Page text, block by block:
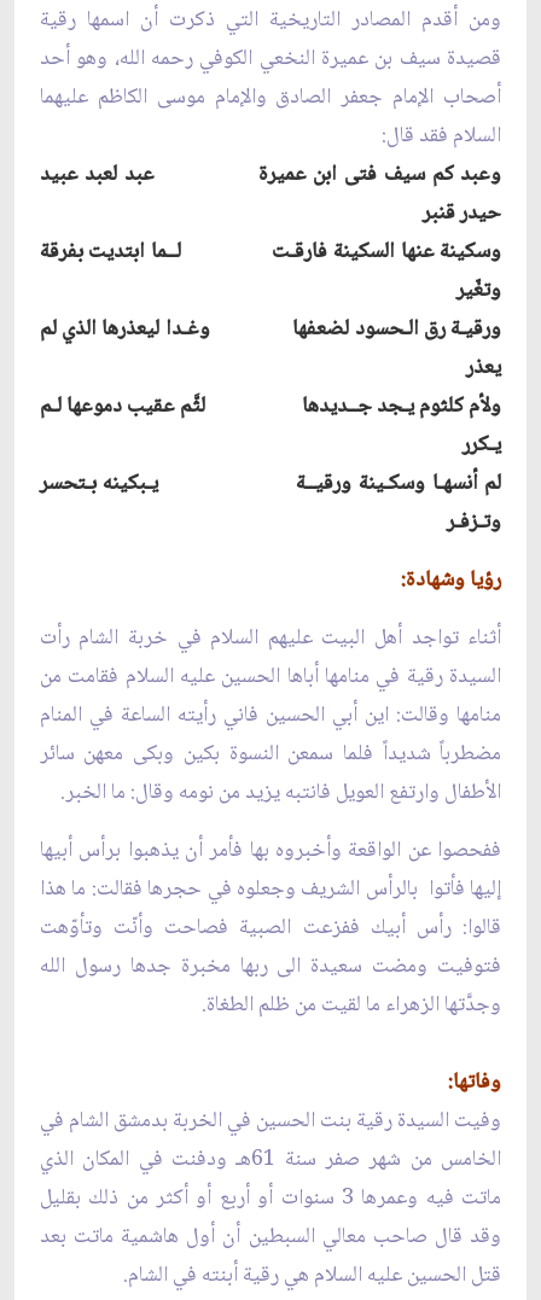
ومن أقدم المصادر التاريخية التي ذكرت أن اسمها رقية
قصيدة سيف بن عميرة النخعي الكوفي رحمه الله، وهو أحد
أصحاب الإمام جعفر الصادق والإمام موسى الكاظم عليهما
السلام فقد قال:
وعبد كم سيف فتى ابن عميرة عبد لعبد عبيد
حيدر قنبر
وسكينة عنها السكينة فارقـت لــما ابتديت بفرقة
وتغّير
ورقيـة رق الـحسود لضعفها وغـدا ليعذرها الذي لم
يعذر
ولأم كلثوم يـجد جــديدها لثَّم عقيب دموعها لـم
يـكرر
لم أنسهـا وسكـينة ورقيــة يـبكينه بـتحسر
وتـزفـر
رؤيا وشهادة:
أثناء تواجد أهل البيت عليهم السلام في خربة الشام رأت
السيدة رقية في منامها أباها الحسين عليه السلام فقامت من
منامها وقالت: اين أبي الحسين فاني رأيته الساعة في المنام
مضطرباً شديداً فلما سمعن النسوة بكين وبكى معهن سائر
الأطفال وارتفع العويل فانتبه يزيد من نومه وقال: ما الخبر.
ففحصوا عن الواقعة وأخبروه بها فأمر أن يذهبوا برأس أبيها
إليها فأتوا بالرأس الشريف وجعلوه في حجرها فقالت: ما هذا
قالوا: رأس أبيك ففزعت الصبية فصاحت وأنّت وتأوّهت
فتوفيت ومضت سعيدة الى ربها مخبرة جدها رسول الله
وجدَّتها الزهراء ما لقيت من ظلم الطغاة.
وفاتها:
وفيت السيدة رقية بنت الحسين في الخربة بدمشق الشام في
الخامس من شهر صفر سنة 61هـ ودفنت في المكان الذي
ماتت فيه وعمرها 3 سنوات أو أربع أو أكثر من ذلك بقليل
وقد قال صاحب معالي السبطين أن أول هاشمية ماتت بعد
قتل الحسين عليه السلام هي رقية أبنته في الشام.